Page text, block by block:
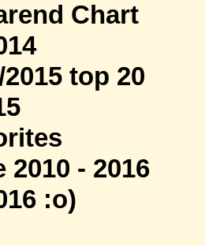
Chart
top 20
- 2016
:o)